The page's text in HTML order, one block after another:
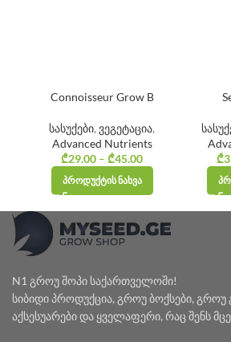
Connoisseur Grow B
სასუქები,ვეგეტაცია,
Advanced Nutrients
₾29.00 – ₾45.00
₾29.00
₾45.00
ᲞᲠᲝᲓᲣᲥᲢᲘᲡ ᲜᲐᲮᲕᲐ
₾
N1 გროუ შოპი საქართველოში!
სიბიდი პროდუქცია, გროუ ბოქსები, გროუ
აქსესუარები და ყველაფერი, რაც შენს